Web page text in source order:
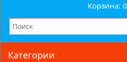
Корзина: 0
Категории